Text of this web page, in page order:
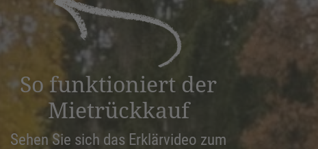
So funktioniert der
Mietrückkauf
Sehen Sie sich das Erklärvideo zum